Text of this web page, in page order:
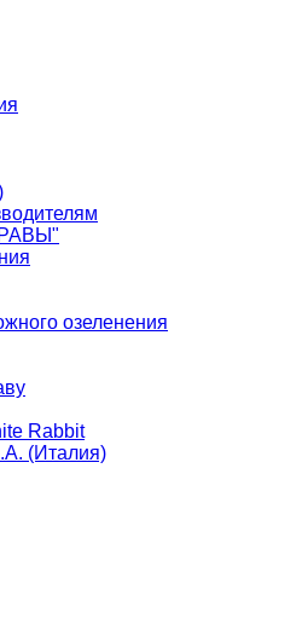
озеленения
Rabbit
(Италия)